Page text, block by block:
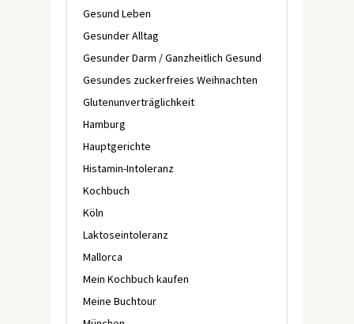
Gesund Leben
Gesunder Alltag
Gesunder Darm / Ganzheitlich Gesund
Gesundes zuckerfreies Weihnachten
Glutenunverträglichkeit
Hamburg
Hauptgerichte
Histamin-Intoleranz
Kochbuch
Köln
Laktoseintoleranz
Mallorca
Mein Kochbuch kaufen
Meine Buchtour